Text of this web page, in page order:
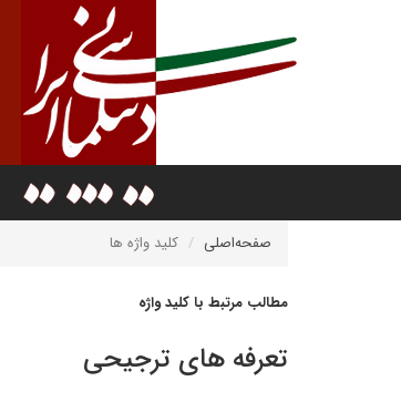
صفحه‌اصلی کلید واژه ها
مطالب مرتبط با کلید واژه
تعرفه های ترجیحی